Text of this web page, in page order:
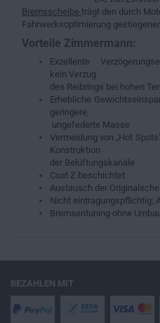
Bremsscheibe trägt den durch
Fahrwerksoptimierung
Vorteile Zimmermann:
Exzellente
kein Verzug
des Reibrings bei hohen
Erhebliche
geringere,
ungefederte Masse
Vermeidung von „Hot
Konstruktion
der Belüftungskanäle
Coat Z beschichtet
Austausch der
Nicht eintragungspflichtig;
Bremsentuning ohne
BEZAHLEN MIT